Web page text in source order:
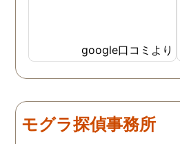
google口コミより
モグラ探偵事務所